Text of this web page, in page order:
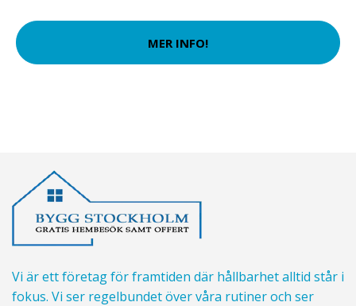
MER INFO!
Vi är ett företag för framtiden där hållbarhet alltid står i
fokus. Vi ser regelbundet över våra rutiner och ser